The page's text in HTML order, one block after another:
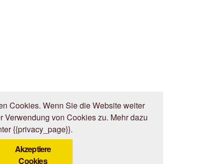
Cookies. Wenn Sie die Website weiter
Verwendung von Cookies zu. Mehr dazu
{{privacy_page}}.
Akzeptiere
Cookies